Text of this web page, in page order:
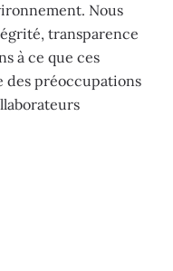
Nous
transparence
à ce que ces
des préoccupations